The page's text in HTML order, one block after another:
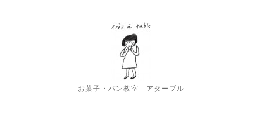
お菓子・パン教室 アターブル